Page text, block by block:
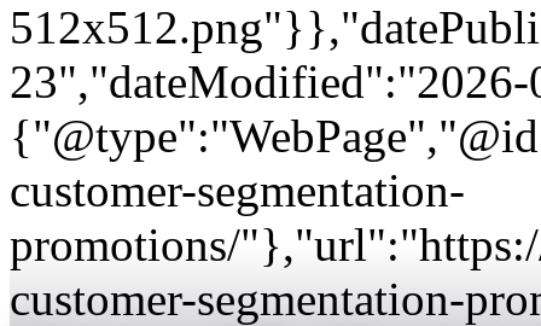
customer-segmentation-
promotions/
customer-segmentation-